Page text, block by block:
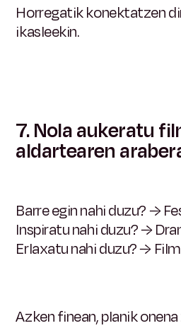
Horregatik konektatzen
ikasleekin.
7. Nola aukeratu
aldartearen
Barre egin nahi duzu? →
Inspiratu nahi duzu? →
Erlaxatu nahi duzu? →
Azken finean, planik